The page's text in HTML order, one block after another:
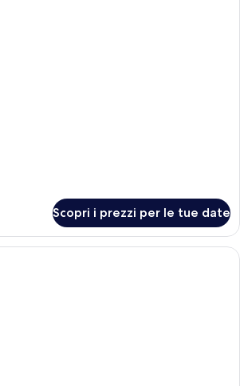
Scopri i prezzi per le tue date